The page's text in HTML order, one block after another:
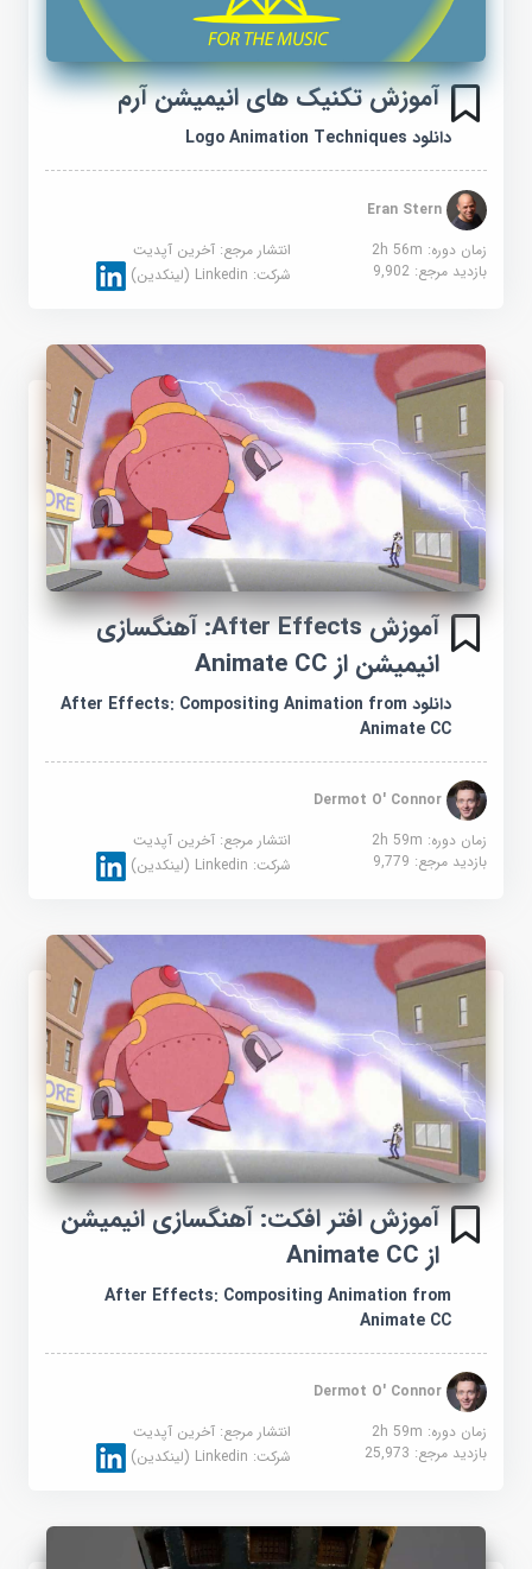
آموزش تکنیک های انیمیشن آرم
دانلود Logo Animation Techniques
Eran Stern
زمان دوره: 2h 56m
انتشار مرجع:آخرین آپدیت
بازدید مرجع:9,902 شرکت:Linkedin (لینکدین)
آموزش After Effects: آهنگسازی
انیمیشن از Animate CC
دانلود After Effects: Compositing Animation from
Animate CC
Dermot O' Connor
زمان دوره: 2h 59m
انتشار مرجع:آخرین آپدیت
بازدید مرجع:9,779 شرکت:Linkedin (لینکدین)
آموزش افتر افکت: آهنگسازی انیمیشن
از Animate CC
After Effects: Compositing Animation from
Animate CC
Dermot O' Connor
زمان دوره: 2h 59m
انتشار مرجع:آخرین آپدیت
بازدید مرجع:25,973 شرکت:Linkedin (لینکدین)